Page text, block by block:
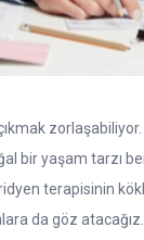
bir yaşam tarzı
terapisinin
da göz